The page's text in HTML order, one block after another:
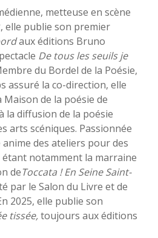
metteuse en scène
elle publie son premier
aux éditions Bruno
De tous les seuils je
du Bordel de la Poésie,
assuré la co-direction, elle
de la poésie de
diffusion de la poésie
arts scéniques. Passionnée
des ateliers pour des
notamment la marraine
deToccata ! En Seine Saint-
par le Salon du Livre et de
2025, elle publie son
tissée,toujours aux éditions